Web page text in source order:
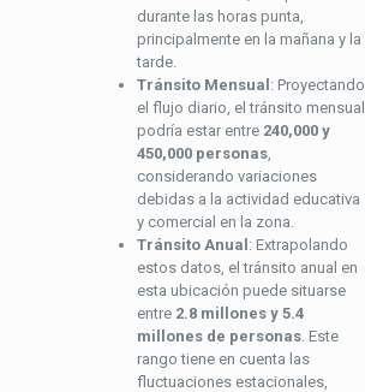
durante las horas punta,
principalmente en la mañana y la
tarde.
Tránsito Mensual : Proyectando
el flujo diario, el tránsito mensual
podría estar entre 240,000 y
450,000 personas
considerando variaciones
debidas a la actividad educativa
y comercial en la zona.
Tránsito Anual : Extrapolando
estos datos, el tránsito anual en
esta ubicación puede situarse
entre 2.8 millones y 5.4
millones de personas . Este
rango tiene en cuenta las
fluctuaciones estacionales,